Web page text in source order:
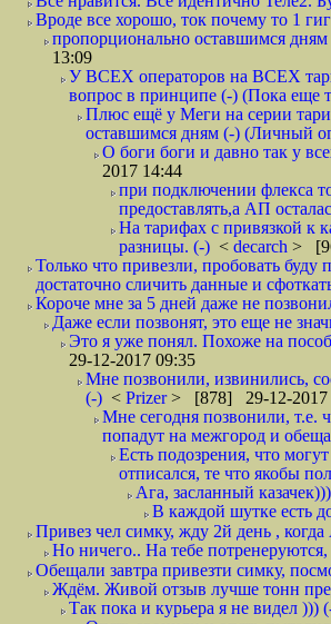
Вроде все хорошо, ток почему то 1
пропорционально оставшимся
13:09
У ВСЕХ операторов на ВСЕХ
вопрос в принципе (-) (Пока еще
Плюс ещё у Меги на серии
оставшимся дням (-) (Личный
О боги боги и давно так у
2017 14:44
при подключении флекса
предоставлять,а АП
На тарифах с привязкой к
разницы. (-) < decarch >
Только что привезли, пробовать буду
достаточно сличить данные и
Короче мне за 5 дней даже не
Даже если позвонят, это еще не
Это я уже понял. Похоже на
29-12-2017 09:35
Мне позвонили, извинились,
(-) < Prizer> [878] 29-12-2017
Мне сегодня позвонили, т.е.
попадут на межгород и
Есть подозрения, что
отписался, те что якобы
Ага, засланный
В каждой шутке есть
Привез чел симку, жду 2й день ,
Но ничего.. На тебе
Обещали завтра привезти симку,
Ждём. Живой отзыв лучше тонн
Так пока и курьера я не видел )))